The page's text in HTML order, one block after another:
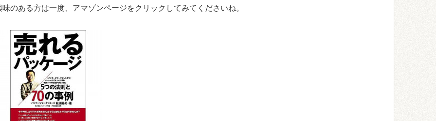
味のある方は一度、アマゾンページをクリックしてみてくださいね。